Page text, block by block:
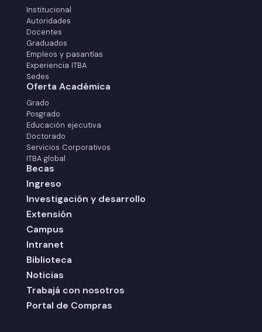
Institucional
Autoridades
Docentes
Graduados
Empleos y pasantías
Experiencia ITBA
Sedes
Oferta Académica
Grado
Posgrado
Educación ejecutiva
Doctorado
Servicios Corporativos
ITBA global
Becas
Ingreso
Investigación y desarrollo
Extensión
Campus
Intranet
Biblioteca
Noticias
Trabajá con nosotros
Portal de Compras